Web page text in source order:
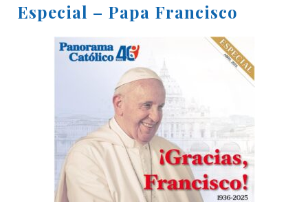
Especial – Papa Francisco